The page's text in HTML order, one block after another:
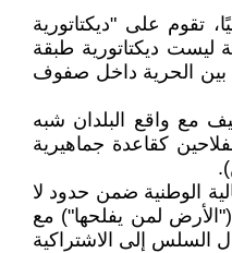
تقوم على "ديكتاتورية
ليست ديكتاتورية طبقة
بين الحرية داخل صفوف
مع واقع البلدان شبه
كقاعدة جماهيرية
الوطنية ضمن حدود لا
لمن يفلحها") مع
السلس إلى الاشتراكية